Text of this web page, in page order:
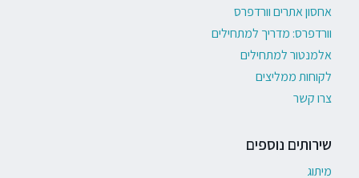
אחסון אתרים וורדפרס
וורדפרס: מדריך למתחילים
אלמנטור למתחילים
לקוחות ממליצים
צרו קשר
שירותים נוספים
מיתוג